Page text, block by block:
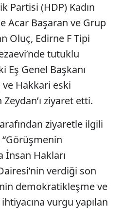
Partisi (HDP) Kadın
Acar Başaran ve Grup
Oluç, Edirne F Tipi
tutuklu
Eş Genel Başkanı
Hakkari eski
ziyaret etti.
ziyaretle ilgili
“Görüşmenin
İnsan Hakları
verdiği son
demokratikleşme ve
vurgu yapılan